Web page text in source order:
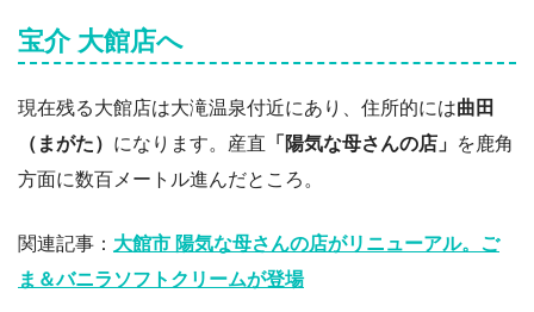
宝介 大館店へ
現在残る大館店は大滝温泉付近にあり、住所的には曲田
（まがた） になります。産直 「陽気な母さんの店」 を鹿角
方面に数百メートル進んだところ。
関連記事： 大館市 陽気な母さんの店がリニューアル。ご
ま＆バニラソフトクリームが登場